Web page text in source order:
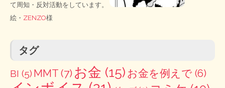
て周知・反対活動をしています。
絵・ ZENZO様
タグ
BI (5) MMT (7) お金 (15) お金を例えで (6)